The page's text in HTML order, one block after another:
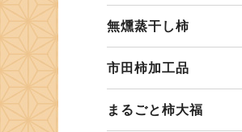
無燻蒸干し柿
市田柿加工品
まるごと柿大福